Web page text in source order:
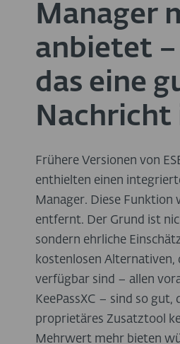
Manager
anbietet –
das eine
Nachricht
Frühere Versionen von
enthielten einen
Manager. Diese Funktion
entfernt. Der Grund ist
sondern ehrliche
kostenlosen Alternativen,
verfügbar sind – allen
KeePassXC – sind so gut,
proprietäres Zusatztool
Mehrwert mehr bieten